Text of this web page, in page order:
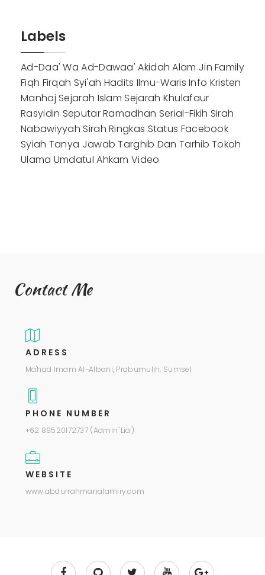
Labels
Ad-Daa' Wa Ad-Dawaa' Akidah Alam Jin Family
Fiqh Firqah Syi'ah Hadits Ilmu-Waris Info Kristen
Manhaj Sejarah Islam Sejarah Khulafaur
Rasyidin Seputar Ramadhan Serial-Fikih Sirah
Nabawiyyah Sirah Ringkas Status Facebook
Syiah Tanya Jawab Targhib Dan Tarhib Tokoh
Ulama Umdatul Ahkam Video
Contact Me
ADRESS
Ma'had Imam Al-Albani, Prabumulih, Sumsel
PHONE NUMBER
+62 89520172737 (Admin 'Lia')
WEBSITE
www.abdurrahmanalamiry.com